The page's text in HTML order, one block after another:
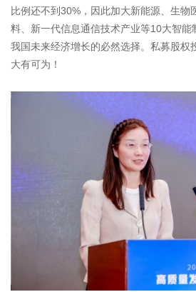
比例还不到30%，因此加大新能源、生物
料、新一代信息通信技术产业等10大智能
我国未来经济增长的必然选择。私募股权
大有可为！